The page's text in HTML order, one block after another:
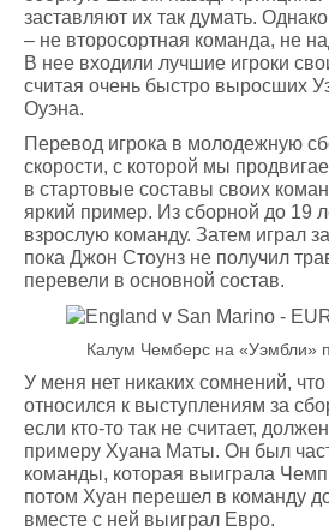
заставляют их так думать.
– не второсортная команда, не
В нее входили лучшие игроки
считая очень быстро выросших
Оуэна.
Перевод игрока в молодежную
скорости, с которой мы
в стартовые составы своих
яркий пример. Из сборной до 19
взрослую команду. Затем играл
пока Джон Стоунз не получил
перевели в основной состав.
Калум Чемберс на «Уэмбли»
У меня нет никаких сомнений,
относился к выступлениям за
если кто-то так не считает,
примеру Хуана Маты. Он был
команды, которая выиграла
потом Хуан перешел в команду
вместе с ней выиграл Евро.